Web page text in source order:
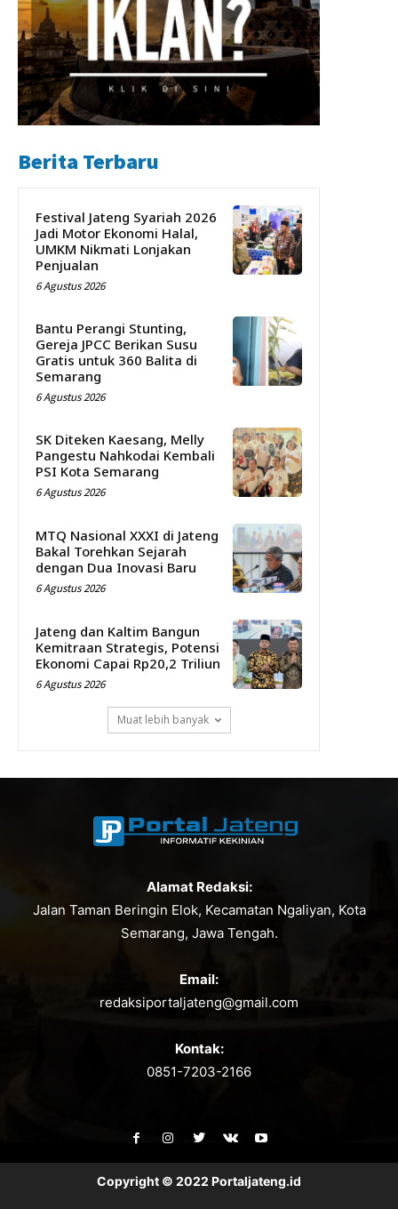
Berita Terbaru
Festival Jateng Syariah 2026
Jadi Motor Ekonomi Halal,
UMKM Nikmati Lonjakan
Penjualan
6 Agustus 2026
Bantu Perangi Stunting,
Gereja JPCC Berikan Susu
Gratis untuk 360 Balita di
Semarang
6 Agustus 2026
SK Diteken Kaesang, Melly
Pangestu Nahkodai Kembali
PSI Kota Semarang
6 Agustus 2026
MTQ Nasional XXXI di Jateng
Bakal Torehkan Sejarah
dengan Dua Inovasi Baru
6 Agustus 2026
Jateng dan Kaltim Bangun
Kemitraan Strategis, Potensi
Ekonomi Capai Rp20,2 Triliun
6 Agustus 2026
Muat lebih banyak
Alamat Redaksi:
Jalan Taman Beringin Elok, Kecamatan Ngaliyan, Kota
Semarang, Jawa Tengah.
Email:
redaksiportaljateng@gmail.com
Kontak:
0851-7203-2166
Copyright © 2022 Portaljateng.id